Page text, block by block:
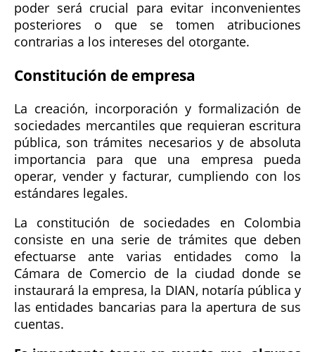
poder será crucial para evitar inconvenientes
posteriores o que se tomen atribuciones
contrarias a los intereses del otorgante.
Constitución de empresa
La creación, incorporación y formalización de
sociedades mercantiles que requieran escritura
pública, son trámites necesarios y de absoluta
importancia para que una empresa pueda
operar, vender y facturar, cumpliendo con los
estándares legales.
La constitución de sociedades en Colombia
consiste en una serie de trámites que deben
efectuarse ante varias entidades como la
Cámara de Comercio de la ciudad donde se
instaurará la empresa, la DIAN, notaría pública y
las entidades bancarias para la apertura de sus
cuentas.